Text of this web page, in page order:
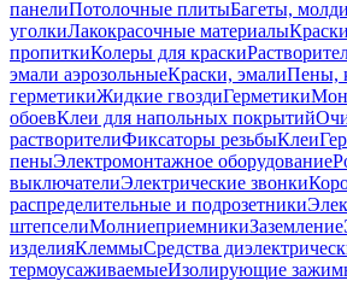
панелиПотолочные плитыБагеты,
уголкиЛакокрасочные материалыКраски
пропиткиКолеры для краски
эмали аэрозольныеКраски, эмалиПены,
герметикиЖидкие гвоздиГерметики
обоевКлеи для напольных покрытий
растворителиФиксаторы резьбыКлеи
пеныЭлектромонтажное оборудование
выключателиЭлектрические звонки
распределительные и подрозетники
штепселиМолниеприемникиЗаземление
изделияКлеммыСредства
термоусаживаемыеИзолирующие